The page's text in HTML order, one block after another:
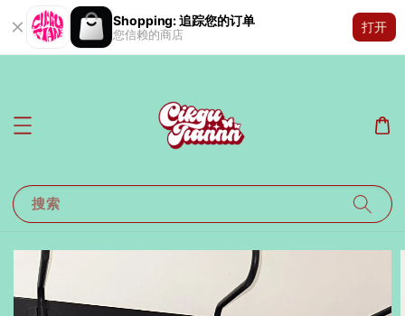
Shopping: 追踪您的订单
您信赖的商店
打开
搜索